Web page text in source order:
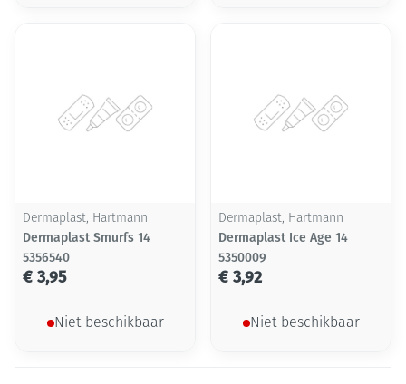
Dermaplast, Hartmann
Dermaplast Smurfs 14
5356540
€ 3,95
Niet beschikbaar
Dermaplast, Hartmann
Dermaplast Ice Age 14
5350009
€ 3,92
Niet beschikbaar